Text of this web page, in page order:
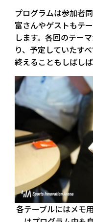
プログラムは参加者
富さんやゲストもテ
します。各回のテー
り、予定していたす
終えることもしばしば
各テーブルにはメモ